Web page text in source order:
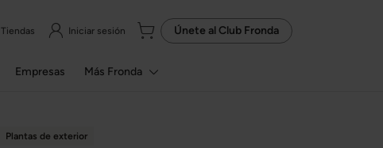
Tiendas Iniciar sesión Únete al Club Fronda
Empresas Más Fronda
Plantas de exterior